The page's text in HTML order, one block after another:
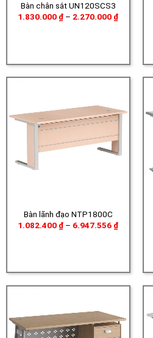
Bàn chân sắt UN120SCS3
1.830.000 ₫ – 2.270.000 ₫Khoảng
Bàn lãnh đạo NTP1800C
1.082.400 ₫ – 6.947.556 ₫Khoảng